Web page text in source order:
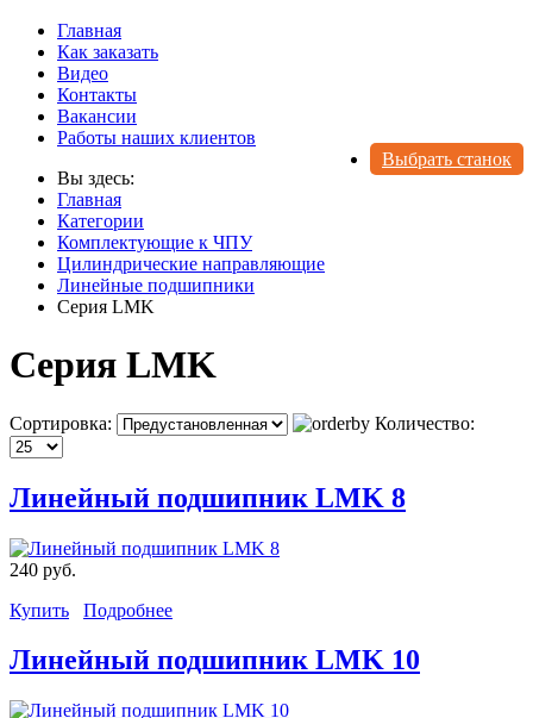
Главная
Как заказать
Видео
Контакты
Вакансии
Работы наших клиентов
Выбрать станок
Вы здесь:
Главная
Категории
Комплектующие к ЧПУ
Цилиндрические направляющие
Линейные подшипники
Серия LMK
Серия LMK
Сортировка: Количество:
Линейный подшипник LMK 8
240 руб.
Купить
Подробнее
Линейный подшипник LMK 10